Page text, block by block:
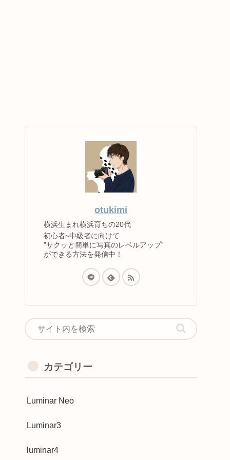
otukimi
横浜生まれ横浜育ちの20代
初心者~中級者に向けて
”サクッと簡単に写真のレベルアップ”
ができる方法を発信中！
カテゴリー
Luminar Neo
Luminar3
luminar4